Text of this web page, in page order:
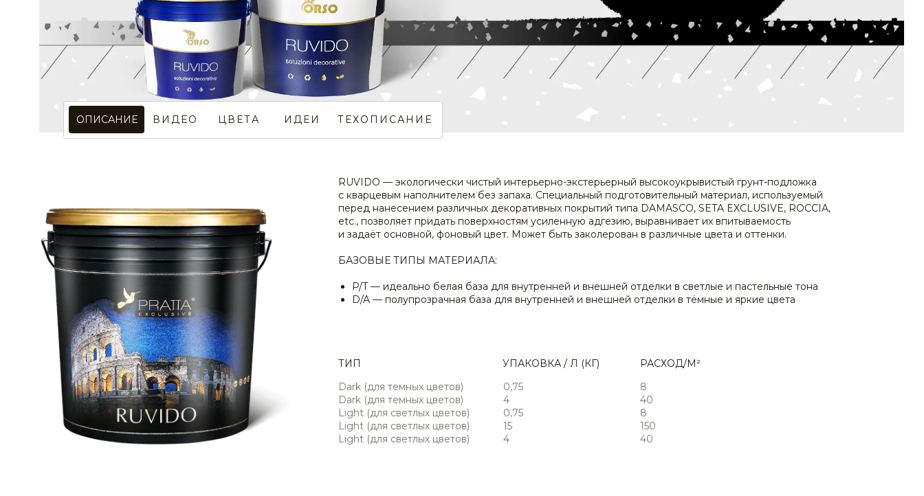
RUVIDO — экологически чистый интерьерно-экстерьерный высокоукрывистый грунт-подложка
с кварцевым наполнителем без запаха. Специальный подготовительный материал, используемый
перед нанесением различных декоративных покрытий типа DAMASCO, SETA EXCLUSIVE, ROCCIA,
etc., позволяет придать поверхностям усиленную адгезию, выравнивает их впитываемость
и задаёт основной, фоновый цвет. Может быть заколерован в различные цвета и оттенки.
БАЗОВЫЕ ТИПЫ МАТЕРИАЛА:
P/T — идеально белая база для внутренней и внешней отделки в светлые и пастельные тона
D/A — полупрозрачная база для внутренней и внешней отделки в тёмные и яркие цвета
Dark (для темных цветов)
Dark (для темных цветов)
Light (для светлых цветов)
Light (для светлых цветов)
Light (для светлых цветов)
ТИП
0,75
4
0,75
15
4
8
40
8
150
40
РАСХОД/М²
УПАКОВКА / Л (КГ)
ТЕХОПИСАНИЕ
ОПИСАНИЕ ВИДЕО ЦВЕТА ИДЕИ